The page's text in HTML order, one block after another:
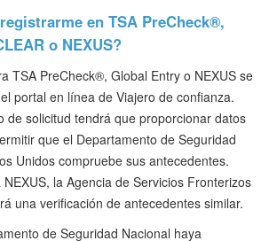
en TSA PreCheck®,
o NEXUS?
TSA PreCheck®, Global Entry o NEXUS se
portal en línea de Viajero de confianza.
de solicitud tendrá que proporcionar datos
que el Departamento de Seguridad
Unidos compruebe sus antecedentes.
la Agencia de Servicios Fronterizos
una verificación de antecedentes similar.
de Seguridad Nacional haya